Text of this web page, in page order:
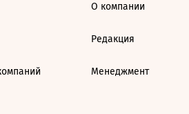
О компании
Редакция
Менеджмент